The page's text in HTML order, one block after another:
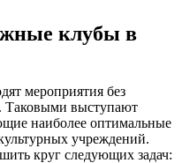
клубы в
мероприятия без
Таковыми выступают
наиболее оптимальные
учреждений.
круг следующих задач: